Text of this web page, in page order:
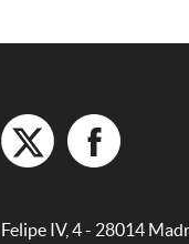
Felipe IV, 4 - 28014